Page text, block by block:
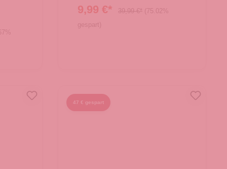
9,99 €* 39,99 €* (75.02%
gespart)
47 € gespart